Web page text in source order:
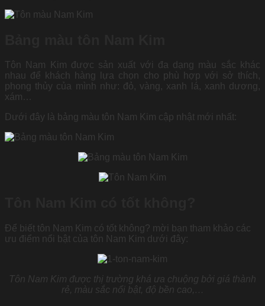
Tôn Nam Kim được sản xuất với đa dạng màu sắc khác
nhau để khách hàng lựa chọn cho phù hợp với sở thích,
phong thủy của mình như: đỏ, vàng, xanh lá, xanh dương,
xám…
Dưới đây là bảng màu tôn Nam Kim cập nhật mới nhất:
Để biết tôn Nam Kim có tốt không? mời bạn tham khảo các
ưu điểm nổi bật của tôn Nam Kim dưới đây:
Tôn Nam Kim được thị trường khá ưa chuộng bởi giá thành
rẻ, màu sắc nổi bật, độ bền cao,…